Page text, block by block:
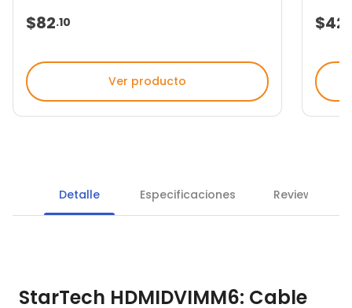
$82.10
Ver producto
$42
Detalle Especificaciones Reviews
StarTech HDMIDVIMM6: Cable